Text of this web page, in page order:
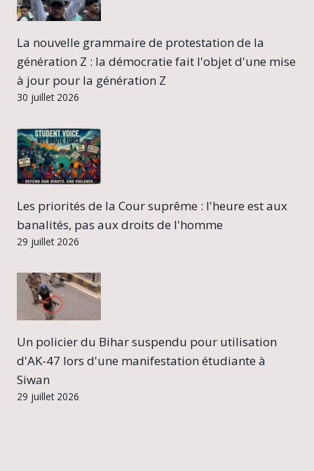
La nouvelle grammaire de protestation de la
génération Z : la démocratie fait l'objet d'une mise
à jour pour la génération Z
30 juillet 2026
Les priorités de la Cour suprême : l'heure est aux
banalités, pas aux droits de l'homme
29 juillet 2026
Un policier du Bihar suspendu pour utilisation
d'AK-47 lors d'une manifestation étudiante à
Siwan
29 juillet 2026